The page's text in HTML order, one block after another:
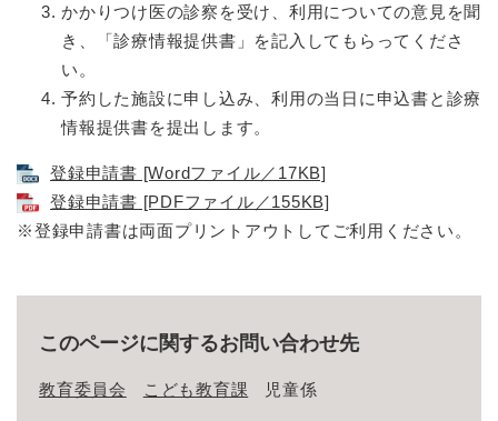
かかりつけ医の診察を受け、利用についての意見を聞
き、「診療情報提供書」を記入してもらってくださ
い。
予約した施設に申し込み、利用の当日に申込書と診療
情報提供書を提出します。
登録申請書 [Wordファイル／17KB]
登録申請書 [PDFファイル／155KB]
※登録申請書は両面プリントアウトしてご利用ください。
このページに関するお問い合わせ先
教育委員会 こども教育課 児童係